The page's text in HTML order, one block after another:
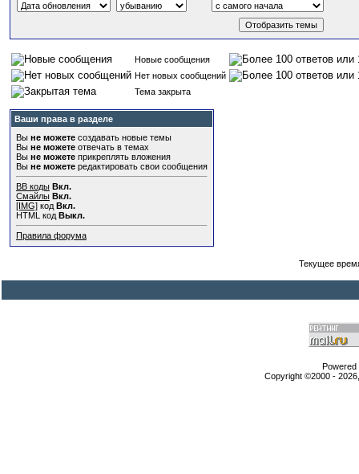
Новые сообщения
Нет новых сообщений
Тема закрыта
Ваши права в разделе
Вы не можете создавать новые темы
Вы не можете отвечать в темах
Вы не можете прикреплять вложения
Вы не можете редактировать свои сообщения
BB коды Вкл.
Смайлы Вкл.
[IMG] код Вкл.
HTML код Выкл.
Правила форума
Текущее
Powered
Copyright ©2000 -